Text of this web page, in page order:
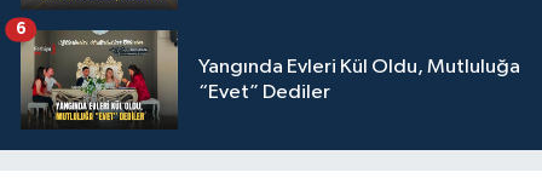
Yangında Evleri Kül Oldu, Mutluluğa
“Evet” Dediler
6